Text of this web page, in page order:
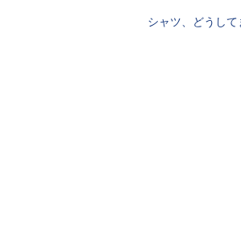
シャツ、どうして